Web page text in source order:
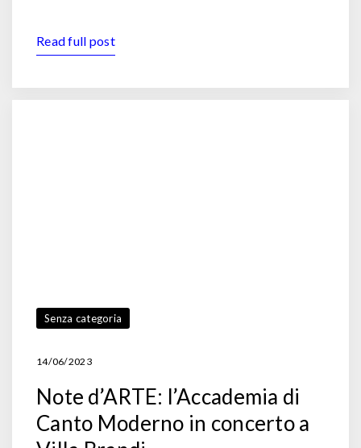
Read full post
Senza categoria
14/06/2023
Note d’ARTE: l’Accademia di
Canto Moderno in concerto a